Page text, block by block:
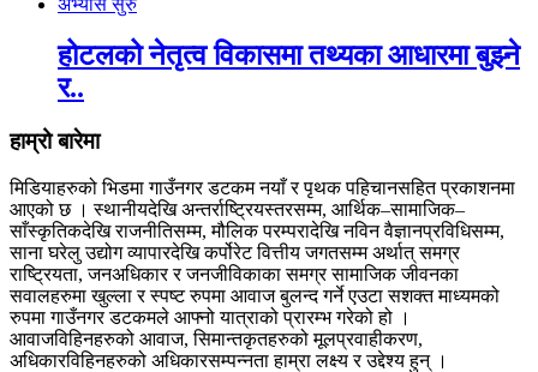
होटलको नेतृत्व विकासमा तथ्यका आधारमा बुझ्ने
र..
हाम्रो बारेमा
मिडियाहरुको भिडमा गाउँनगर डटकम नयाँ र पृथक पहिचानसहित प्रकाशनमा
आएको छ । स्थानीयदेखि अन्तर्राष्ट्रियस्तरसम्म, आर्थिक–सामाजिक–
साँस्कृतिकदेखि राजनीतिसम्म, मौलिक परम्परादेखि नविन वैज्ञानप्रविधिसम्म,
साना घरेलु उद्योग व्यापारदेखि कर्पोरेट वित्तीय जगतसम्म अर्थात् समग्र
राष्ट्रियता, जनअधिकार र जनजीविकाका समग्र सामाजिक जीवनका
सवालहरुमा खुल्ला र स्पष्ट रुपमा आवाज बुलन्द गर्ने एउटा सशक्त माध्यमको
रुपमा गाउँनगर डटकमले आफ्नो यात्राको प्रारम्भ गरेको हो ।
आवाजविहिनहरुको आवाज, सिमान्तकृतहरुको मूलप्रवाहीकरण,
अधिकारविहिनहरुको अधिकारसम्पन्नता हाम्रा लक्ष्य र उद्देश्य हुन् ।